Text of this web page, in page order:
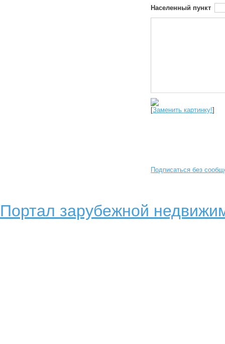
Населенный пункт
[Заменить картинку!]
Подписаться без
Портал зарубежной